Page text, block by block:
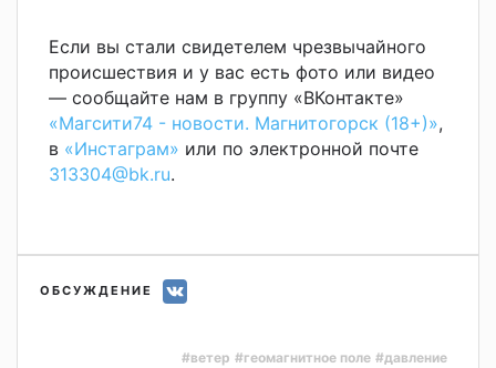
Если вы стали свидетелем чрезвычайного
происшествия и у вас есть фото или видео
— сообщайте нам в группу «ВКонтакте»
«Магсити74 - новости. Магнитогорск (18+)»,
в «Инстаграм» или по электронной почте
313304@bk.ru.
ОБСУЖДЕНИЕ
#ветер #геомагнитное поле #давление